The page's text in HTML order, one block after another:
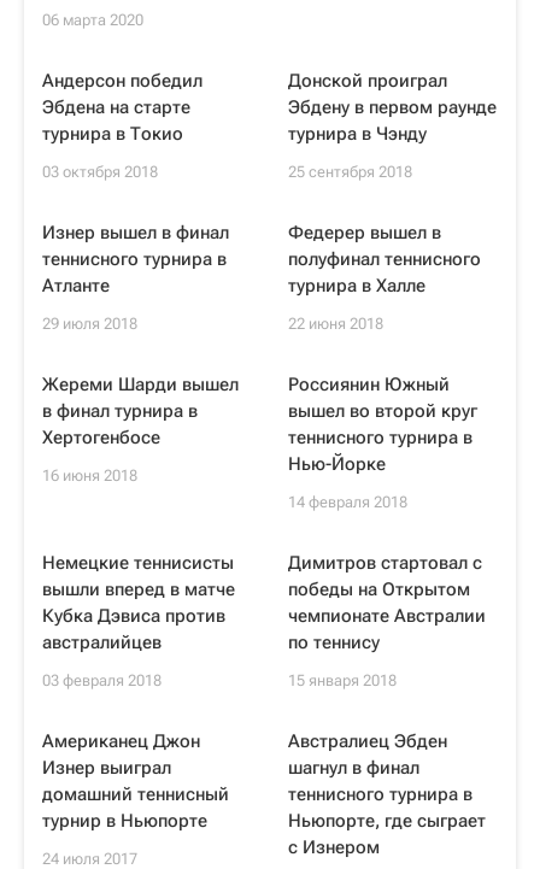
06 марта 2020
Андерсон победил
Эбдена на старте
турнира в Токио
03 октября 2018
Донской проиграл
Эбдену в первом раунде
турнира в Чэнду
25 сентября 2018
Изнер вышел в финал
теннисного турнира в
Атланте
29 июля 2018
Федерер вышел в
полуфинал теннисного
турнира в Халле
22 июня 2018
Жереми Шарди вышел
в финал турнира в
Хертогенбосе
16 июня 2018
Россиянин Южный
вышел во второй круг
теннисного турнира в
Нью-Йорке
14 февраля 2018
Немецкие теннисисты
вышли вперед в матче
Кубка Дэвиса против
австралийцев
03 февраля 2018
Димитров стартовал с
победы на Открытом
чемпионате Австралии
по теннису
15 января 2018
Американец Джон
Изнер выиграл
домашний теннисный
турнир в Ньюпорте
24 июля 2017
Австралиец Эбден
шагнул в финал
теннисного турнира в
Ньюпорте, где сыграет
с Изнером